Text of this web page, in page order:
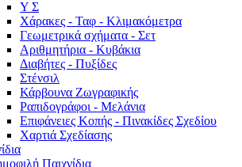
Υ Σ
Χάρακες - Ταφ - Κλιμακόμετρα
Γεωμετρικά σχήματα - Σετ
Αριθμητήρια - Κυβάκια
Διαβήτες - Πυξίδες
Στένσιλ
Κάρβουνα Ζωγραφικής
Ραπιδογράφοι - Μελάνια
Επιφάνειες Κοπής - Πινακίδες Σχεδίου
Χαρτιά Σχεδίασης
Παιχνίδια